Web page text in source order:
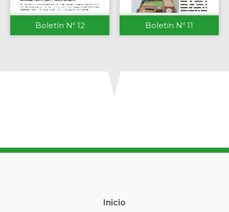
Boletín Nº 12 Boletín Nº 11
Inicio